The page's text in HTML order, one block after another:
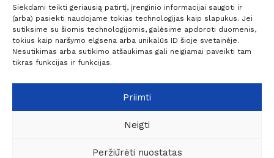
Siekdami teikti geriausią patirtį, įrenginio informacijai saugoti ir
(arba) pasiekti naudojame tokias technologijas kaip slapukus. Jei
sutiksime su šiomis technologijomis, galėsime apdoroti duomenis,
tokius kaip naršymo elgsena arba unikalūs ID šioje svetainėje.
Nesutikimas arba sutikimo atšaukimas gali neigiamai paveikti tam
tikras funkcijas ir funkcijas.
Priimti
Neigti
Peržiūrėti nuostatas
Naudinga
Paskyra
Socialiniai kontaktai
© 2026 Profesionaliam valymui.